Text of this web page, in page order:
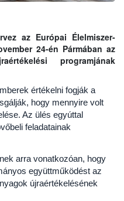
az Európai Élelmiszer-
24-én Pármában az
programjának
értékelni fogják a
hogy mennyire volt
Az ülés egyúttal
feladatainak
arra vonatkozóan, hogy
együttműködést az
újraértékelésének